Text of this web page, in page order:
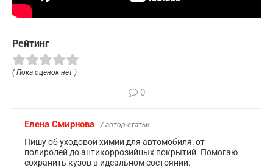
Рейтинг
( Пока оценок нет )
0
Елена Смирнова / автор статьи
Пишу об уходовой химии для автомобиля: от
полиролей до антикоррозийных покрытий. Помогаю
сохранить кузов в идеальном состоянии.